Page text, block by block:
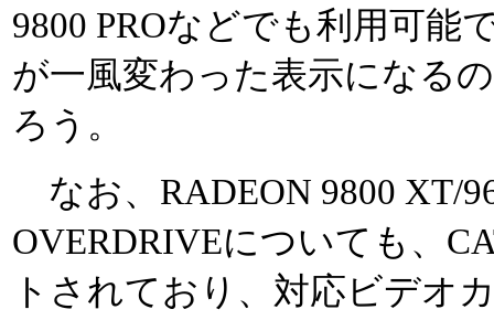
9800 PROなどでも利用可能
が一風変わった表示になる
ろう。
なお、RADEON 9800 XT/
OVERDRIVEについても、
トされており、対応ビデオ